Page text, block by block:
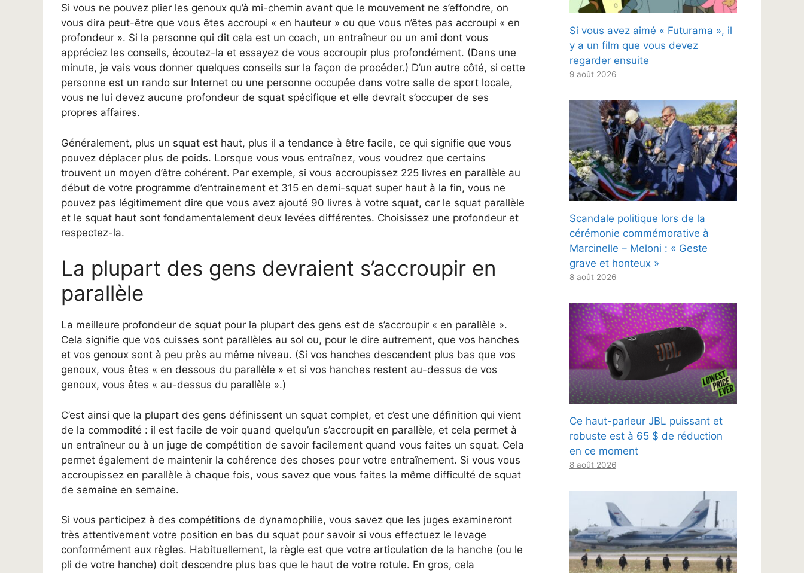
Si vous ne pouvez plier les genoux qu’à mi-chemin avant que le mouvement ne s’effondre, on
vous dira peut-être que vous êtes accroupi « en hauteur » ou que vous n’êtes pas accroupi « en
profondeur ». Si la personne qui dit cela est un coach, un entraîneur ou un ami dont vous
appréciez les conseils, écoutez-la et essayez de vous accroupir plus profondément. (Dans une
minute, je vais vous donner quelques conseils sur la façon de procéder.) D’un autre côté, si cette
personne est un rando sur Internet ou une personne occupée dans votre salle de sport locale,
vous ne lui devez aucune profondeur de squat spécifique et elle devrait s’occuper de ses
propres affaires.
Généralement, plus un squat est haut, plus il a tendance à être facile, ce qui signifie que vous
pouvez déplacer plus de poids. Lorsque vous vous entraînez, vous voudrez que certains
trouvent un moyen d’être cohérent. Par exemple, si vous accroupissez 225 livres en parallèle au
début de votre programme d’entraînement et 315 en demi-squat super haut à la fin, vous ne
pouvez pas légitimement dire que vous avez ajouté 90 livres à votre squat, car le squat parallèle
et le squat haut sont fondamentalement deux levées différentes. Choisissez une profondeur et
respectez-la.
La plupart des gens devraient s’accroupir en
parallèle
La meilleure profondeur de squat pour la plupart des gens est de s’accroupir « en parallèle ».
Cela signifie que vos cuisses sont parallèles au sol ou, pour le dire autrement, que vos hanches
et vos genoux sont à peu près au même niveau. (Si vos hanches descendent plus bas que vos
genoux, vous êtes « en dessous du parallèle » et si vos hanches restent au-dessus de vos
genoux, vous êtes « au-dessus du parallèle ».)
C’est ainsi que la plupart des gens définissent un squat complet, et c’est une définition qui vient
de la commodité : il est facile de voir quand quelqu’un s’accroupit en parallèle, et cela permet à
un entraîneur ou à un juge de compétition de savoir facilement quand vous faites un squat. Cela
permet également de maintenir la cohérence des choses pour votre entraînement. Si vous vous
accroupissez en parallèle à chaque fois, vous savez que vous faites la même difficulté de squat
de semaine en semaine.
Si vous participez à des compétitions de dynamophilie, vous savez que les juges examineront
très attentivement votre position en bas du squat pour savoir si vous effectuez le levage
conformément aux règles. Habituellement, la règle est que votre articulation de la hanche (ou le
pli de votre hanche) doit descendre plus bas que le haut de votre rotule. En gros, cela
Si vous avez aimé « Futurama », il
y a un film que vous devez
regarder ensuite
9 août 2026
Scandale politique lors de la
cérémonie commémorative à
Marcinelle – Meloni : « Geste
grave et honteux »
8 août 2026
Ce haut-parleur JBL puissant et
robuste est à 65 $ de réduction
en ce moment
8 août 2026